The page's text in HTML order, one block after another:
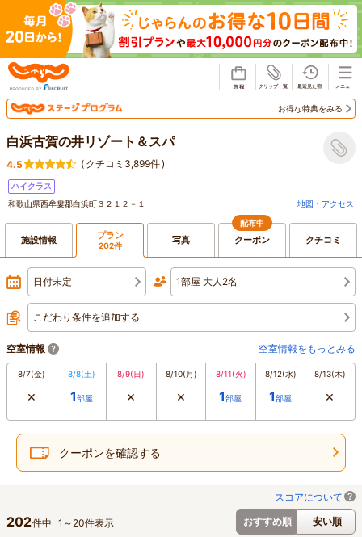
お得な特典をみる
白浜古賀の井リゾート＆スパ
4.5 ( クチコミ3,899件)
ハイクラス
和歌山県西牟婁郡白浜町３２１２－１
地図・アクセス
施設情報 プラン
202件 写真
配布中
クーポン クチコミ
日付未定 1部屋 大人2名
こだわり条件を追加する
空室情報 空室情報をもっとみる
8/7(金)
×
8/8(土)
1部屋
8/9(日)
×
8/10(月)
×
8/11(火)
1部屋
8/12(水)
1部屋
8/13(木)
×
クーポンを確認する
スコアについて
おすすめ順
安い順
202件中 1 ～ 20件表示